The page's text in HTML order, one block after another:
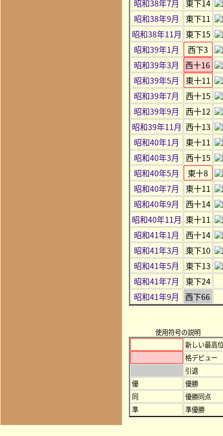
昭和38年7月
東下14
昭和38年9月
東下11
昭和38年11月 東下15
昭和39年1月
西下3
昭和39年3月
西十16
昭和39年5月
東十11
昭和39年7月
西十15
昭和39年9月
西十12
昭和39年11月 西十13
昭和40年1月
東十11
昭和40年3月
西十15
昭和40年5月
東十8
昭和40年7月
東十11
昭和40年9月
西十14
昭和40年11月 東十11
昭和41年1月
西十14
昭和41年3月
東下10
昭和41年5月
東下13
昭和41年7月
東下24
昭和41年9月
西下66
使用符号の説明
新しい最高
格デビュー
引退
優
優勝
同
優勝同点
準
準優勝